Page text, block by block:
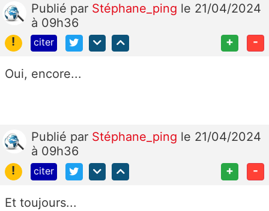
Publié par Stéphane_ping le 21/04/2024
à 09h36
!
citer + -
Oui, encore...
Publié par Stéphane_ping le 21/04/2024
à 09h36
!
citer + -
Et toujours...